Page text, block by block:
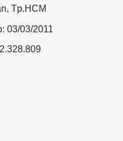
Tp.HCM
03/03/2011